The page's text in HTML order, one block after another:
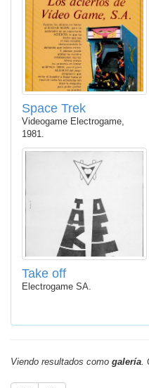
Space Trek
Videogame Electrogame,
1981.
Take off
Electrogame SA.
Viendo resultados como galería.